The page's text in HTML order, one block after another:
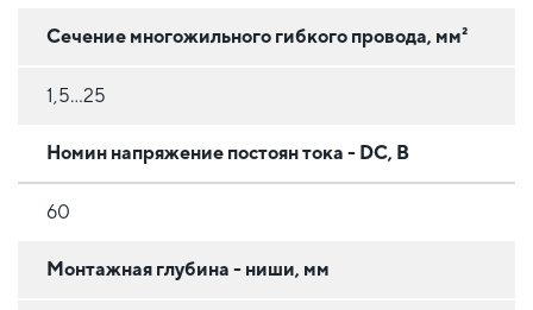
Сечение многожильного гибкого провода, мм²
1,5...25
Номин напряжение постоян тока - DC, В
60
Монтажная глубина - ниши, мм